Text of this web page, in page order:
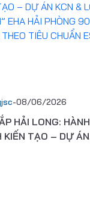
-08/06/2026
HẢI LONG: HÀNH
KIẾN TẠO – DỰ ÁN